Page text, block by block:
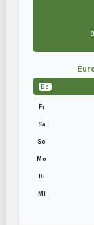
Do
Fr
Sa
So
Mo
Di
Mi